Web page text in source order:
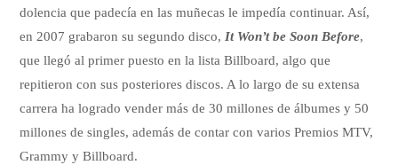
dolencia que padecía en las muñecas le impedía continuar. Así,
en 2007 grabaron su segundo disco, It Won’t be Soon Before,
que llegó al primer puesto en la lista Billboard, algo que
repitieron con sus posteriores discos. A lo largo de su extensa
carrera ha logrado vender más de 30 millones de álbumes y 50
millones de singles, además de contar con varios Premios MTV,
Grammy y Billboard.